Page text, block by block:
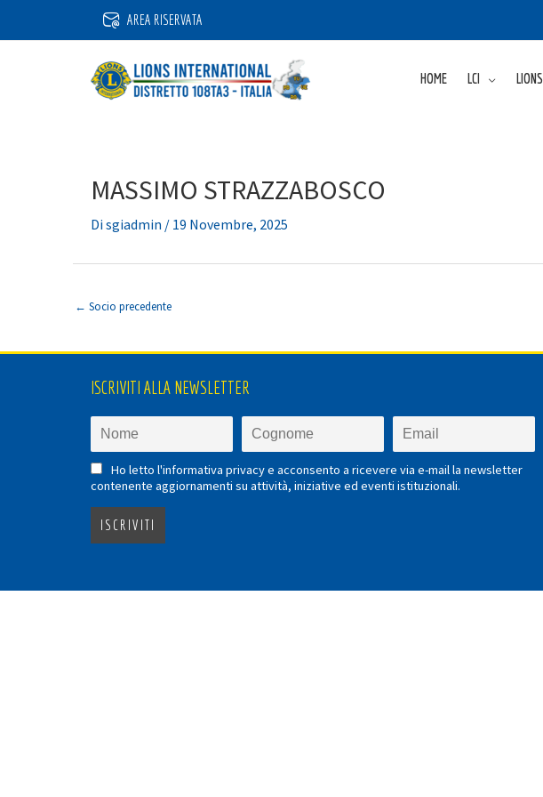
AREA RISERVATA
HOME LCI LIONS
MASSIMO STRAZZABOSCO
Disgiadmin / 19 Novembre, 2025
← Socio precedente
ISCRIVITI ALLA NEWSLETTER
Ho letto l'informativa privacy e acconsento a ricevere via e-mail la newsletter
contenente aggiornamenti su attività, iniziative ed eventi istituzionali.